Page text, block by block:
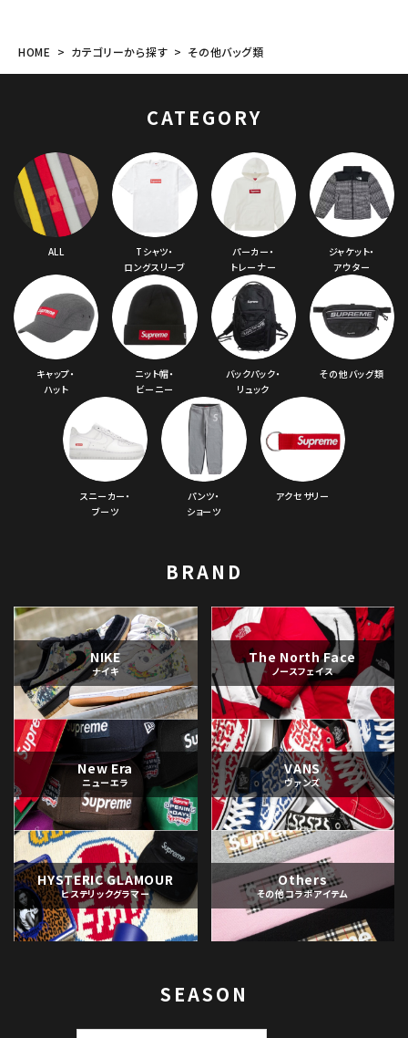
HOME カテゴリーから探す その他バッグ類
CATEGORY
ALL
Tシャツ・
ロングスリーブ
パーカー・
トレーナー
ジャケット・
アウター
キャップ・
ハット
ニット帽・
ビーニー
バックパック・
リュック
その他バッグ類
スニーカー・
ブーツ
パンツ・
ショーツ
アクセサリー
BRAND
NIKE
ナイキ
The North Face
ノースフェイス
New Era
ニューエラ
VANS
ヴァンズ
HYSTERIC GLAMOUR
ヒステリックグラマー
Others
その他コラボアイテム
SEASON